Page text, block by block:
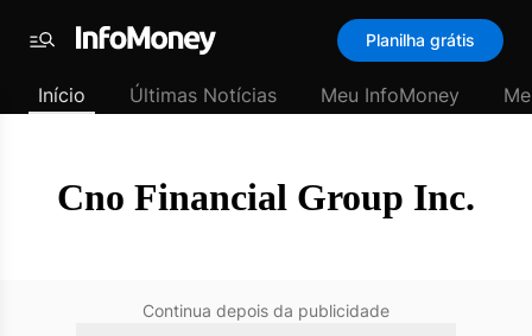
Padrão
Últimas
InfoMoney
Menu
Planilha grátis
Início Últimas Notícias Meu InfoMoney
Cno Financial Group Inc.
Continua depois da publicidade